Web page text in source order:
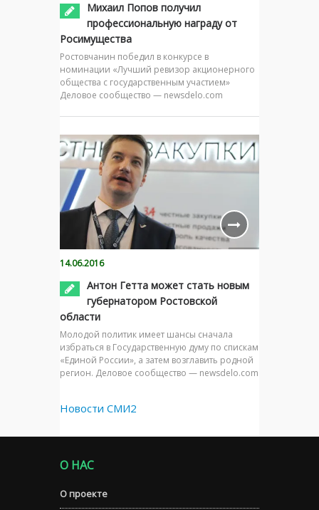
Михаил Попов получил
профессиональную награду от
Росимущества
Ростовчанин победил в конкурсе в
номинации «Лучший ревизор акционерного
общества с государственным участием»
Деловое сообщество — newsdelo.com
14.06.2016
Антон Гетта может стать новым
губернатором Ростовской
области
Молодой политик имеет шансы сначала
избраться в Государственную думу по спискам
«Единой России», а затем возглавить родной
регион. Деловое сообщество — newsdelo.com
Новости СМИ2
О НАС
О проекте